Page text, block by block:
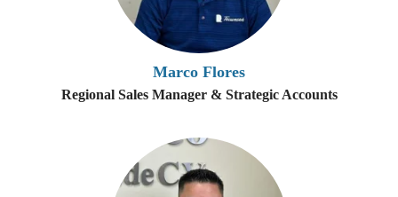
Marco Flores
Regional Sales Manager & Strategic Accounts